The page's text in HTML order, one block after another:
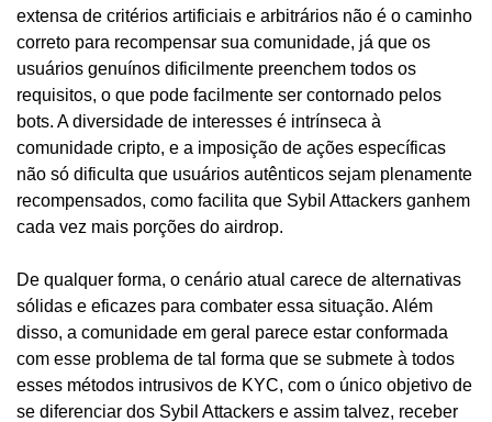
extensa de critérios artificiais e arbitrários não é o caminho
correto para recompensar sua comunidade, já que os
usuários genuínos dificilmente preenchem todos os
requisitos, o que pode facilmente ser contornado pelos
bots. A diversidade de interesses é intrínseca à
comunidade cripto, e a imposição de ações específicas
não só dificulta que usuários autênticos sejam plenamente
recompensados, como facilita que Sybil Attackers ganhem
cada vez mais porções do airdrop.
De qualquer forma, o cenário atual carece de alternativas
sólidas e eficazes para combater essa situação. Além
disso, a comunidade em geral parece estar conformada
com esse problema de tal forma que se submete à todos
esses métodos intrusivos de KYC, com o único objetivo de
se diferenciar dos Sybil Attackers e assim talvez, receber